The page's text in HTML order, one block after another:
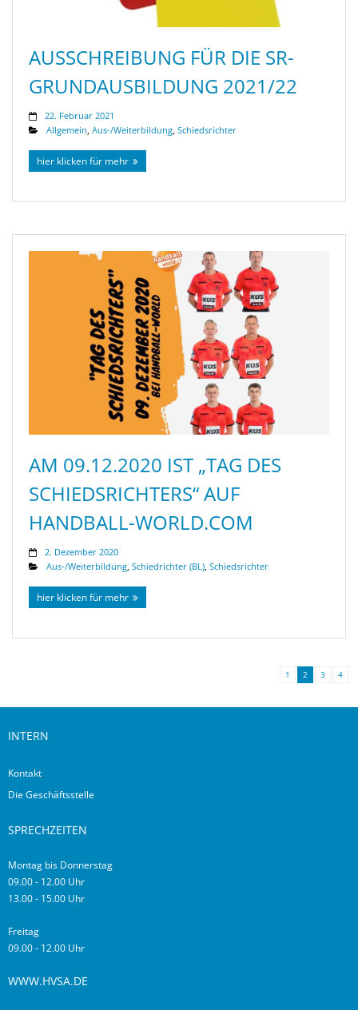
AUSSCHREIBUNG FÜR DIE SR-
GRUNDAUSBILDUNG 2021/22
22. Februar 2021
Allgemein Aus-/Weiterbildung Schiedsrichter
hier klicken für mehr
AM 09.12.2020 IST „TAG DES
SCHIEDSRICHTERS“ AUF
HANDBALL-WORLD.COM
2. Dezember 2020
Aus-/Weiterbildung, Schiedrichter (BL), Schiedsrichter
hier klicken für mehr
1 2 3 4
INTERN
Kontakt
Die Geschäftsstelle
SPRECHZEITEN
Montag bis Donnerstag
09.00 - 12.00 Uhr
13.00 - 15.00 Uhr
Freitag
09.00 - 12.00 Uhr
WWW.HVSA.DE